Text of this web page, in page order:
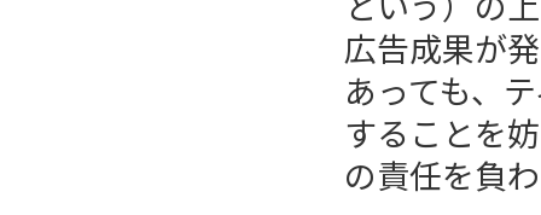
広告成果が
あっても、
することを
の責任を負